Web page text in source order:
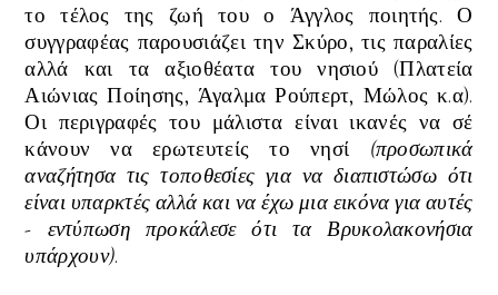
το τέλος της ζωή του ο Άγγλος ποιητής. Ο
συγγραφέας παρουσιάζει την Σκύρο, τις παραλίες
αλλά και τα αξιοθέατα του νησιού (Πλατεία
Αιώνιας Ποίησης, Άγαλμα Ρούπερτ, Μώλος κ.α).
Οι περιγραφές του μάλιστα είναι ικανές να σέ
κάνουν να ερωτευτείς το νησί (προσωπικά
αναζήτησα τις τοποθεσίες για να διαπιστώσω ότι
είναι υπαρκτές αλλά και να έχω μια εικόνα για αυτές
- εντύπωση προκάλεσε ότι ταΒρυκολακονήσια
υπάρχουν).